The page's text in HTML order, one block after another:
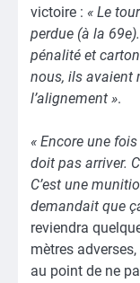
victoire : « Le
perdue (à la
pénalité et
nous, ils avaient
l’alignement ».
« Encore une
doit pas arriver.
C’est une
demandait que
reviendra
mètres
au point de ne